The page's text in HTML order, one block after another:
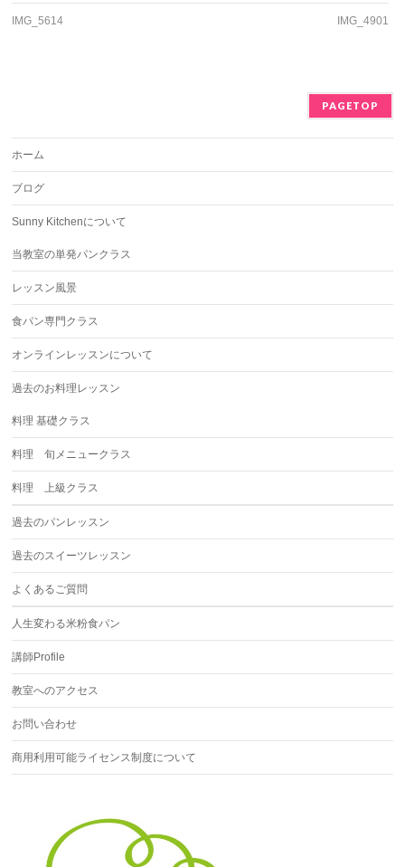
IMG_5614 IMG_4901
PAGETOP
ホーム
ブログ
Sunny Kitchenについて
当教室の単発パンクラス
レッスン風景
食パン専門クラス
オンラインレッスンについて
過去のお料理レッスン
料理 基礎クラス
料理 旬メニュークラス
料理 上級クラス
過去のパンレッスン
過去のスイーツレッスン
よくあるご質問
人生変わる米粉食パン
講師Profile
教室へのアクセス
お問い合わせ
商用利用可能ライセンス制度について